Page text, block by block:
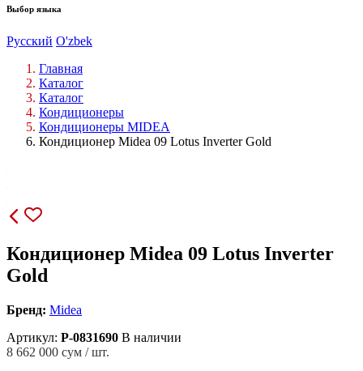
Выбор языка
Русский O'zbek
Главная
Каталог
Каталог
Кондиционеры
Кондиционеры MIDEA
Кондиционер Midea 09 Lotus Inverter Gold
Кондиционер Midea 09 Lotus Inverter
Gold
Бренд: Midea
Артикул: P-0831690 В наличии
8 662 000 сум / шт.